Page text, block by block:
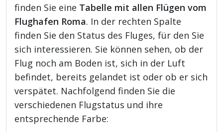
finden Sie eine Tabelle mit allen Flügen vom
Flughafen Roma. In der rechten Spalte
finden Sie den Status des Fluges, für den Sie
sich interessieren. Sie können sehen, ob der
Flug noch am Boden ist, sich in der Luft
befindet, bereits gelandet ist oder ob er sich
verspätet. Nachfolgend finden Sie die
verschiedenen Flugstatus und ihre
entsprechende Farbe: